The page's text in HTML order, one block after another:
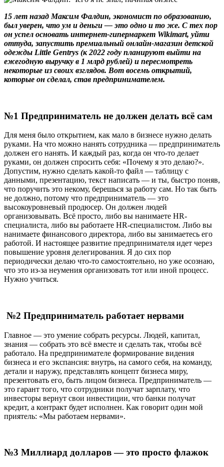
15 лет назад Максим Фалдин, экономист по образованию,
был уверен, что ум и деньги — это одно и то же. С тех пор
он успел основать интернет-гипермаркет Wikimart, уйти
оттуда, запустить премиальный онлайн-магазин детской
одежды Little Gentrys (к 2022 году планируют выйти на
ежегодную выручку в 1 млрд рублей) и пересмотреть
некоторые из своих взглядов. Вот восемь открытий,
которые он сделал, став предпринимателем.
№1 Предприниматель не должен делать всё сам
Для меня было открытием, как мало в бизнесе нужно делать
руками. На что можно нанять сотрудника — предприниматель
должен его нанять. И каждый раз, когда он что-то делает
руками, он должен спросить себя: «Почему я это делаю?».
Допустим, нужно сделать какой-то файл — таблицу с
данными, презентацию, текст написать — и ты, быстро поняв,
что поручить это некому, берешься за работу сам. Но так быть
не должно, потому что предприниматель — это
высокоуровневый продюсер. Он должен людей
организовывать. Всё просто, либо вы нанимаете HR-
специалиста, либо вы работаете HR-специалистом. Либо вы
нанимаете финансового директора, либо вы занимаетесь его
работой. И настоящее развитие предпринимателя идет через
повышение уровня делегирования. Я до сих пор
периодически делаю что-то самостоятельно, но уже осознаю,
что это из-за неумения организовать тот или иной процесс.
Нужно учиться.
№2 Предприниматель работает нервами
Главное — это умение собрать ресурсы. Людей, капитал,
знания — собрать это всё вместе и сделать так, чтобы всё
работало. На предпринимателе формирование видения
бизнеса и его экспансия: внутрь, на самого себя, на команду,
детали и наружу, представлять концепт бизнеса миру,
презентовать его, быть лицом бизнеса. Предприниматель —
это гарант того, что сотрудники получат зарплату, что
инвесторы вернут свои инвестиции, что банки получат
кредит, а контракт будет исполнен. Как говорит один мой
приятель: «Мы работаем нервами».
№3 Миллиард долларов — это просто флажок